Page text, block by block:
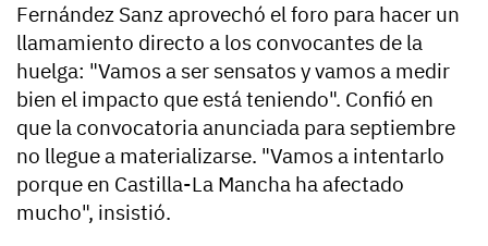
Fernández Sanz aprovechó el foro para hacer un
llamamiento directo a los convocantes de la
huelga: "Vamos a ser sensatos y vamos a medir
bien el impacto que está teniendo". Confió en
que la convocatoria anunciada para septiembre
no llegue a materializarse. "Vamos a intentarlo
porque en Castilla-La Mancha ha afectado
mucho", insistió.